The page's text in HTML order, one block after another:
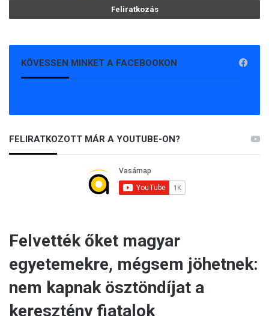
KÖVESSEN MINKET A FACEBOOKON
FELIRATKOZOTT MÁR A YOUTUBE-ON?